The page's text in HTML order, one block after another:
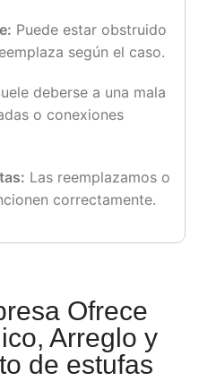
Puede estar obstruido
según el caso.
deberse a una mala
o conexiones
Las reemplazamos o
correctamente.
Ofrece
Arreglo y
de estufas